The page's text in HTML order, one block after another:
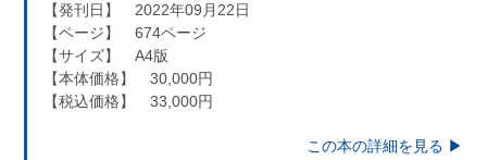
【発刊日】 2022年09月22日
【ページ】 674ページ
【サイズ】 A4版
【本体価格】 30,000円
【税込価格】 33,000円
この本の詳細を見る ▶︎